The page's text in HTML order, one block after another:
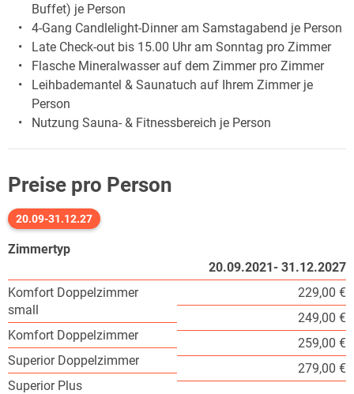
Buffet) je Person
4-Gang Candlelight-Dinner am Samstagabend je Person
Late Check-out bis 15.00 Uhr am Sonntag pro Zimmer
Flasche Mineralwasser auf dem Zimmer pro Zimmer
Leihbademantel & Saunatuch auf Ihrem Zimmer je
Person
Nutzung Sauna- & Fitnessbereich je Person
Preise pro Person
20.09-31.12.27
Zimmertyp
Komfort Doppelzimmer
small
Komfort Doppelzimmer
Superior Doppelzimmer
Superior Plus
20.09.2021- 31.12.2027
229,00 €
249,00 €
259,00 €
279,00 €